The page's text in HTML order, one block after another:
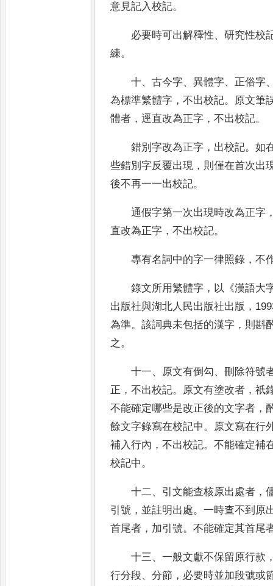
意見記入校記。
必要時可出解釋性、研究性校
練。
十、古今字、異體字、 正俗字
為標準繁體字 ，不出校記。
原文筆
體者 ，逕直改為正字 ，不出校記。
錯別字改為正字 ， 出校記。如
些錯別字反覆出現 ， 則僅在首次出
後不再一一出校記。
通假字第一次出現時改為正字
直改為正字 ，不出校記。
專有名詞中的字一律照錄 ，不
錄文所用繁體字 ， 以 《漢語大
出版社與湖北人民出版社出版 ，
為準。該詞典未包括的漢字 ， 則斟
之。
十一、 原文有倒勾、刪除符號
正 ，不出校記。 原文有塗改者 ，祇
不能確定哪些是改正後的文字者 ，
餘文字錄寫在校記中。
原文寫在行
補入行內 ，不出校記。不能確定補
校記中。
十二、 引文能查核原出處者 ，
引號 ， 並註明出處。一時查不到原
首尾者 ， 加引號。不能確定其首尾
十三、一般文獻不保留原行款
行分段、分節 ， 必要時並加段號或